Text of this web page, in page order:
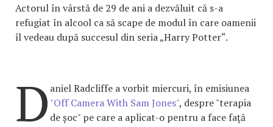
Actorul în vârstă de 29 de ani a dezvăluit că s-a
refugiat în alcool ca să scape de modul în care oamenii
îl vedeau după succesul din seria „Harry Potter“.
D aniel Radcliffe a vorbit miercuri, în emisiunea
"Off Camera With Sam Jones", despre "terapia
de șoc" pe care a aplicat-o pentru a face față